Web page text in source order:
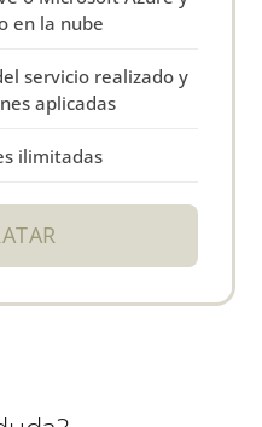
en la nube
servicio realizado y
aplicadas
ilimitadas